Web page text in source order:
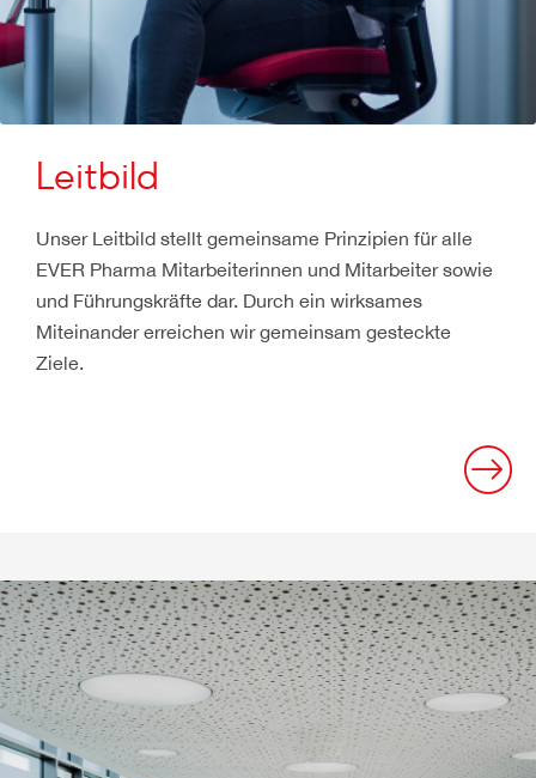
Leitbild
Unser Leitbild stellt gemeinsame Prinzipien für alle
EVER Pharma Mitarbeiterinnen und Mitarbeiter sowie
und Führungskräfte dar. Durch ein wirksames
Miteinander erreichen wir gemeinsam gesteckte
Ziele.